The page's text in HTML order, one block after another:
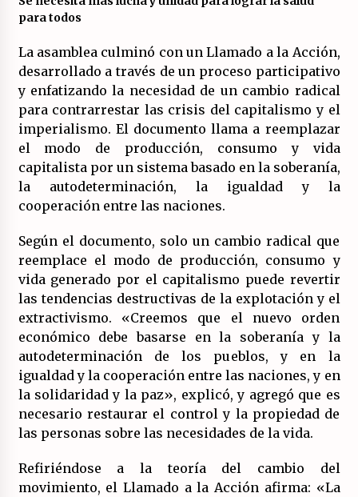
para todos
La asamblea culminó con un Llamado a la Acción,
desarrollado a través de un proceso participativo
y enfatizando la necesidad de un cambio radical
para contrarrestar las crisis del capitalismo y el
imperialismo. El documento llama a reemplazar
el modo de producción, consumo y vida
capitalista por un sistema basado en la soberanía,
la autodeterminación, la igualdad y la
cooperación entre las naciones.
Según el documento, solo un cambio radical que
reemplace el modo de producción, consumo y
vida generado por el capitalismo puede revertir
las tendencias destructivas de la explotación y el
extractivismo. «Creemos que el nuevo orden
económico debe basarse en la soberanía y la
autodeterminación de los pueblos, y en la
igualdad y la cooperación entre las naciones, y en
la solidaridad y la paz», explicó, y agregó que es
necesario restaurar el control y la propiedad de
las personas sobre las necesidades de la vida.
Refiriéndose a la teoría del cambio del
movimiento, el Llamado a la Acción afirma: «La